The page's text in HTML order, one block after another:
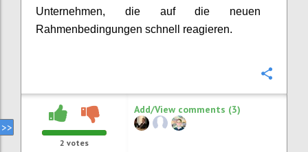
Unternehmen, die auf die neuen
Rahmenbedingungen schnell reagieren.
2 votes
Add/View comments (3)